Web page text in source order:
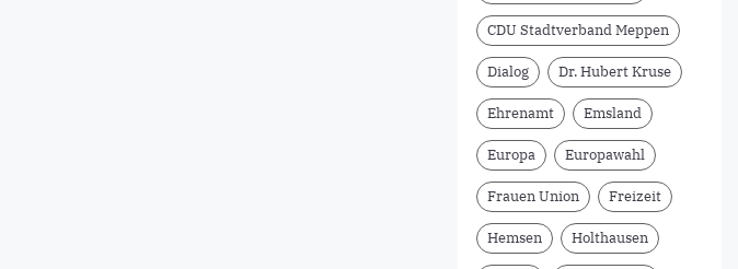
CDU Stadtverband Meppen
Dialog Dr. Hubert Kruse
Ehrenamt Emsland
Europa Europawahl
Frauen Union Freizeit
Hemsen Holthausen